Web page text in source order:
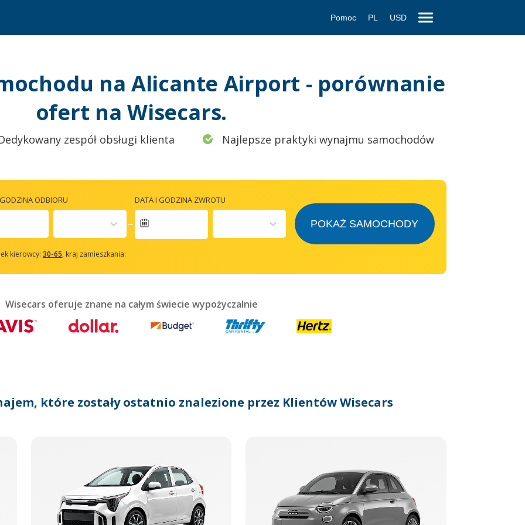
Pomoc PL USD
na Alicante Airport - porównanie
ofert na Wisecars.
zespół obsługi klienta Najlepsze praktyki wynajmu samochodów
ODBIORU DATA I GODZINA ZWROTU
kierowcy:30-65, kraj zamieszkania:
POKAŻ SAMOCHODY
Wisecars oferuje znane na całym świecie wypożyczalnie
które zostały ostatnio znalezione przez Klientów Wisecars